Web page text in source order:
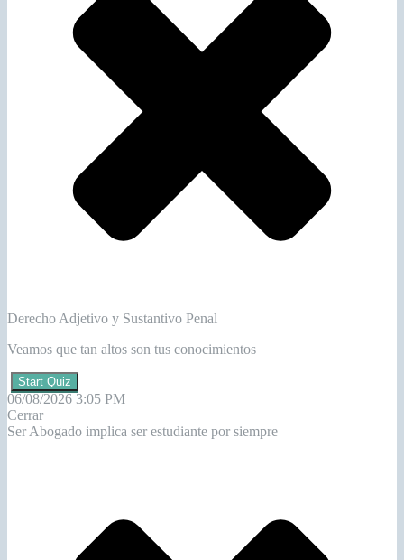
Derecho Adjetivo y Sustantivo Penal
Veamos que tan altos son tus conocimientos
Start Quiz
06/08/2026 3:05 PM
Cerrar
Ser Abogado implica ser estudiante por siempre